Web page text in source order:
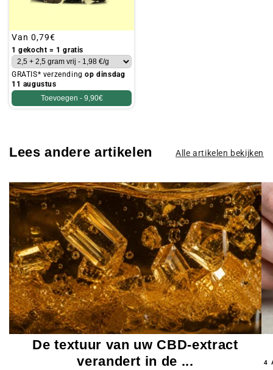
Gebruikelijke
prijs
Van 0,79€
1 gekocht = 1 gratis
GRATIS* verzendingop dinsdag
11 augustus
Toevoegen - 9,90€
Lees andere artikelen Alle artikelen bekijken
De textuur van uw CBD-extract
verandert in de ...
4